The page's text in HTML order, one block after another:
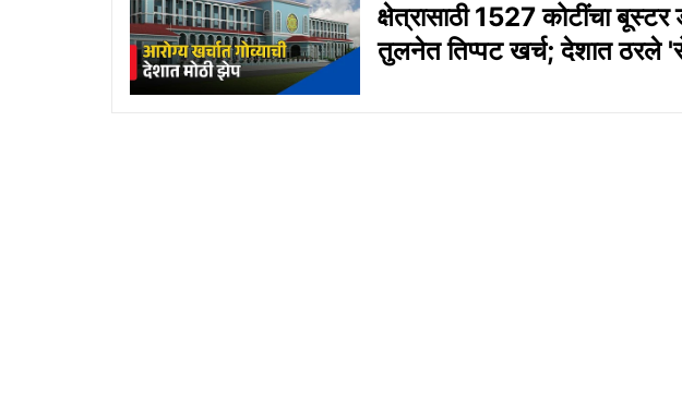
क्षेत्रासाठी 1527 कोटींचा बूस्टर
तुलनेत तिप्पट खर्च; देशात ठरले